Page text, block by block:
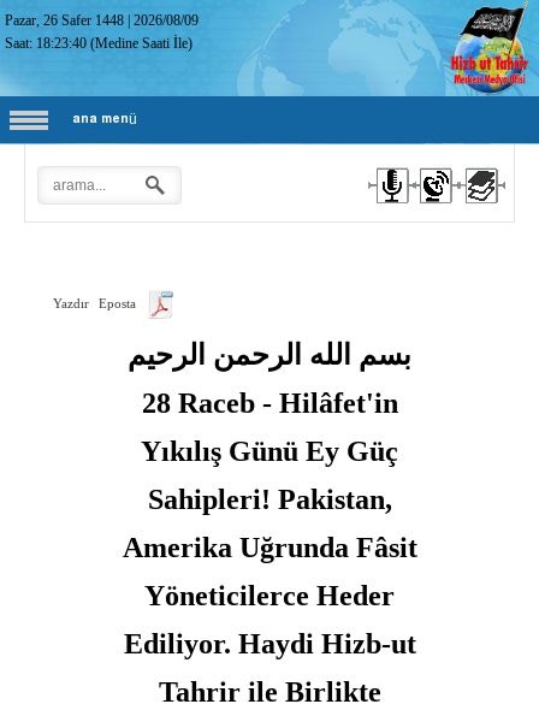
Pazar, 26 Safer 1448 |2026/08/09
Saat: 18:23:41 (Medine Saati İle)
ana menü
Yazdır Eposta
بسم الله الرحمن الرحيم
28 Raceb - Hilâfet'in
Yıkılış Günü Ey Güç
Sahipleri! Pakistan,
Amerika Uğrunda Fâsit
Yöneticilerce Heder
Ediliyor. Haydi Hizb-ut
Tahrir ile Birlikte